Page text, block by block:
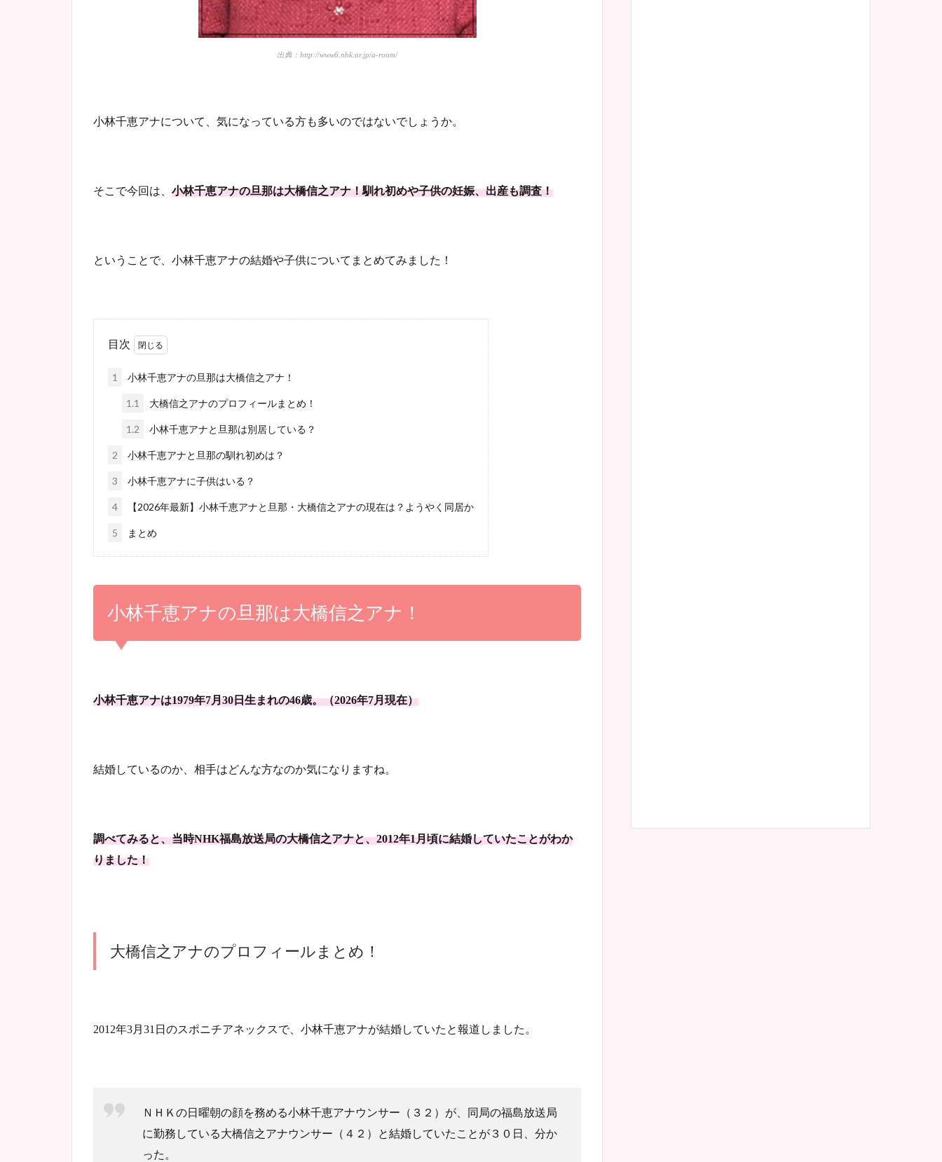
出典：http://www6.nhk.or.jp/a-room/
小林千恵アナについて、気になっている方も多いのではないでしょうか。
そこで今回は、 小林千恵アナの旦那は大橋信之アナ！馴れ初めや子供の妊娠、出産も調査！
ということで、小林千恵アナの結婚や子供についてまとめてみました！
目次
1 小林千恵アナの旦那は大橋信之アナ！
1.1 大橋信之アナのプロフィールまとめ！
1.2 小林千恵アナと旦那は別居している？
2 小林千恵アナと旦那の馴れ初めは？
3 小林千恵アナに子供はいる？
4 【2026年最新】小林千恵アナと旦那・大橋信之アナの現在は？ようやく同居か
5 まとめ
小林千恵アナの旦那は大橋信之アナ！
小林千恵アナは1979年7月30日生まれの46歳。（2026年7月現在）
結婚しているのか、相手はどんな方なのか気になりますね。
調べてみると、当時NHK福島放送局の大橋信之アナと、2012年1月頃に結婚していたことがわか
りました！
大橋信之アナのプロフィールまとめ！
2012年3月31日のスポニチアネックスで、小林千恵アナが結婚していたと報道しました。
ＮＨＫの日曜朝の顔を務める小林千恵アナウンサー（３２）が、同局の福島放送局
に勤務している大橋信之アナウンサー（４２）と結婚していたことが３０日、分か
った。